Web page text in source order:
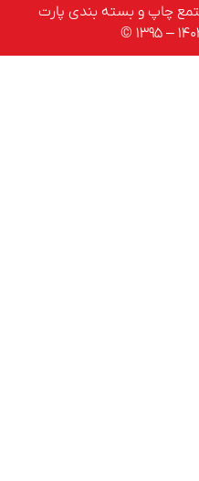
و بسته بندی پارت